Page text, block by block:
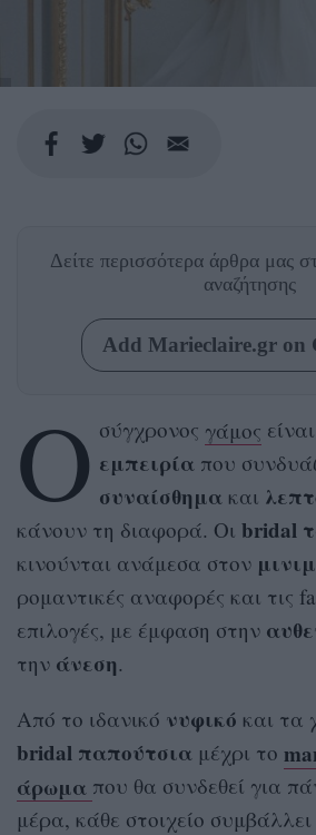
Δείτε περισσότερα άρθρα μας
αναζήτησης
Add Marieclaire.gr on
Ο σύγχρονος γάμος
εμπειρίαπου
συναίσθημακαι
κάνουν τη διαφορά. Οι bridal
κινούνται ανάμεσα στον
ρομαντικές αναφορές και τις
επιλογές, με έμφαση στην
την άνεση.
Από το ιδανικό νυφικό και τα
bridal παπούτσια μέχρι το
άρωμα που θα συνδεθεί για
μέρα, κάθε στοιχείο